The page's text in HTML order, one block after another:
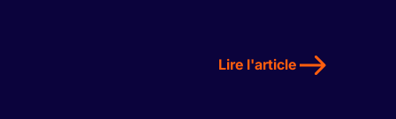
Lire l'article